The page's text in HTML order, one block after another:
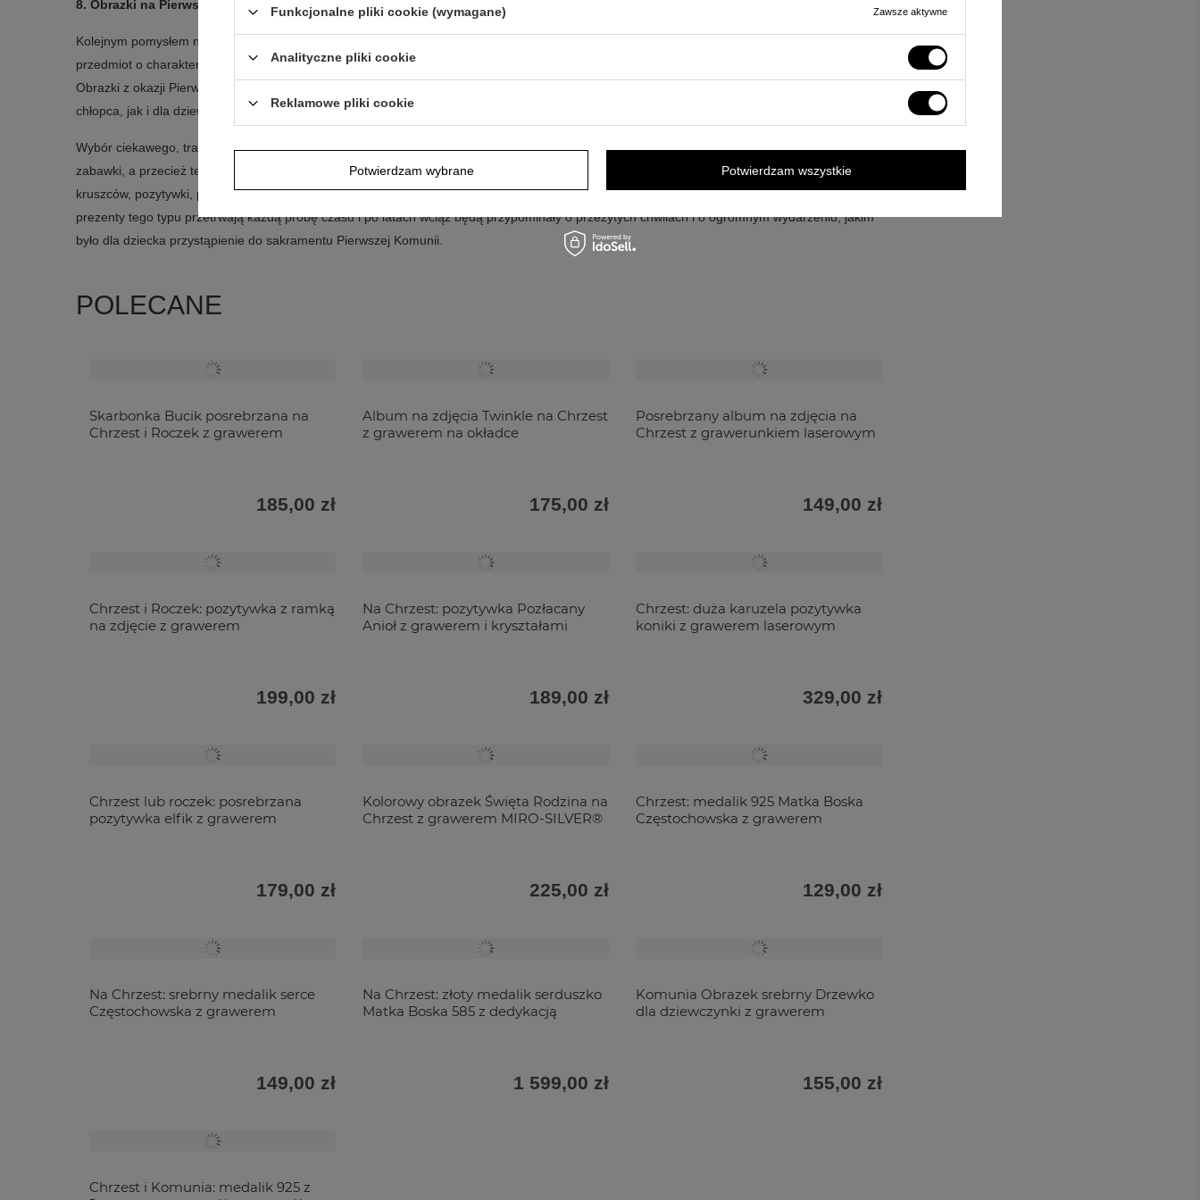
8. Obrazki na Pierwszą Komunię Świętą
Kolejnym pomysłem na prezent z okazji I Komunii Świętej jest pamiątkowy obrazek z indywidualnie zaprojektowanym grawerem. Jest to
przedmiot o charakterze ozdobnym, gdyż można zawiesić go na ścianie w dziecięcym pokoju, ale też o znaczeniu symbolicznym i pamiątkowym.
Obrazki z okazji Pierwszej Komunii są dostępne w różnych wzorach i wariantach, dlatego z łatwością dobierzemy odpowiedni wzór zarówno dla
chłopca, jak i dla dziewczynki.
Wybór ciekawego, trafionego i nietuzinkowego upominku komunijnego wcale nie jest prosty. Wiele osób sięga dziś po elektronikę i nowatorskie
zabawki, a przecież te mogą dość szybko się znudzić. Zdecydowanie bardziej cennym i pamiątkowym prezentem będą medaliki ze szlachetnych
kruszców, pozytywki, puzderka, biżuteria lub posrebrzane skarbonki, a także Biblia dziecięca lub pamiątkowy obrazek na I Komunię Świętą –
prezenty tego typu przetrwają każdą próbę czasu i po latach wciąż będą przypominały o przeżytych chwilach i o ogromnym wydarzeniu, jakim
było dla dziecka przystąpienie do sakramentu Pierwszej Komunii.
POLECANE
Skarbonka Bucik posrebrzana na
Chrzest i Roczek z grawerem
185,00 zł
Album na zdjęcia Twinkle na Chrzest
z grawerem na okładce
175,00 zł
Posrebrzany album na zdjęcia na
Chrzest z grawerunkiem laserowym
149,00 zł
Chrzest i Roczek: pozytywka z ramką
na zdjęcie z grawerem
199,00 zł
Na Chrzest: pozytywka Pozłacany
Anioł z grawerem i kryształami
189,00 zł
Chrzest: duża karuzela pozytywka
koniki z grawerem laserowym
329,00 zł
Chrzest lub roczek: posrebrzana
pozytywka elfik z grawerem
179,00 zł
Kolorowy obrazek Święta Rodzina na
Chrzest z grawerem MIRO-SILVER®
225,00 zł
Chrzest: medalik 925 Matka Boska
Częstochowska z grawerem
129,00 zł
Na Chrzest: srebrny medalik serce
Częstochowska z grawerem
149,00 zł
Na Chrzest: złoty medalik serduszko
Matka Boska 585 z dedykacją
1 599,00 zł
Komunia Obrazek srebrny Drzewko
dla dziewczynki z grawerem
155,00 zł
Chrzest i Komunia: medalik 925 z
Funkcjonalne pliki cookie (wymagane) Zawsze aktywne
Analityczne pliki cookie
Reklamowe pliki cookie
Potwierdzam wybrane Potwierdzam wszystkie